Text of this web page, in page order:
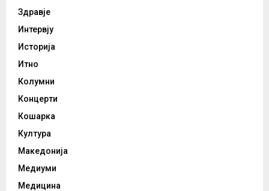
Здравје
Интервју
Историја
Итно
Колумни
Концерти
Кошарка
Култура
Македонија
Медиуми
Медицина